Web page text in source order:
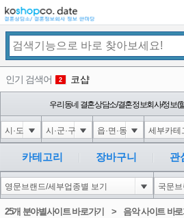
인기 검색어 2 코샵
3
4 1-1 waitfor delay '0:0:15'
5 1-1); waitfor delay
6 1-1; waitfor delay '0:0:15'
1
우리동네 결혼상담소/결혼정보회사/정보(
카테고리 장바구니 관
25개 분야별사이트 바로가기 > 음악 사이트 바로